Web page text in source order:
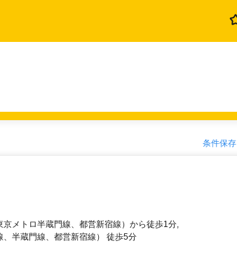
条件保存
メトロ半蔵門線、都営新宿線）から徒歩1分,
、半蔵門線、都営新宿線） 徒歩5分